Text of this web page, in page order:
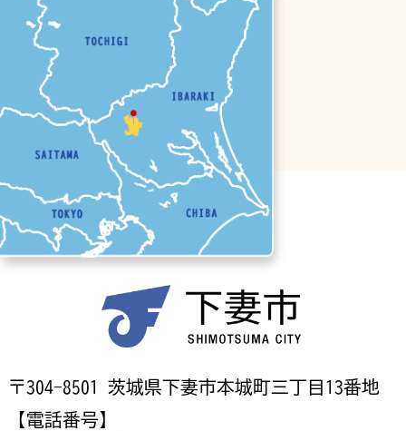
〒304-8501 茨城県下妻市本城町三丁目13番地
【電話番号】